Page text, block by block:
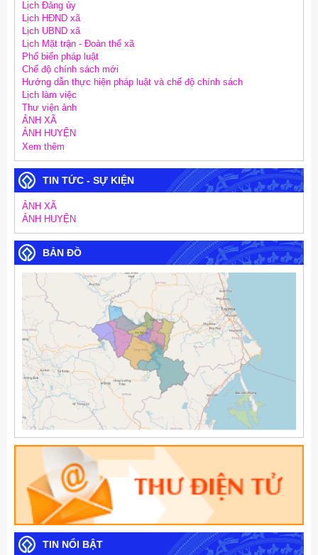
Lịch Đảng ủy
Lịch HĐND xã
Lịch UBND xã
Lịch Mặt trận - Đoàn thể xã
Phổ biến pháp luật
Chế độ chính sách mới
Hướng dẫn thực hiện pháp luật và chế độ chính sách
Lịch làm việc
Thư viện ảnh
ẢNH XÃ
ẢNH HUYỆN
Xem thêm
TIN TỨC - SỰ KIỆN
ẢNH XÃ
ẢNH HUYỆN
BẢN ĐỒ
TIN NỔI BẬT